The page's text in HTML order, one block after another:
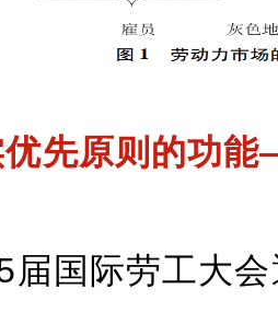
优先原则的功
届国际劳工大